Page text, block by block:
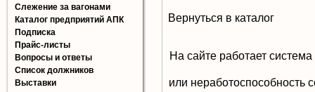
Слежение за вагонами
Каталог предприятий АПК
Подписка
Прайс-листы
Вопросы и ответы
Список должников
Выставки
Вернуться в каталог
На сайте работает
или неработоспособность